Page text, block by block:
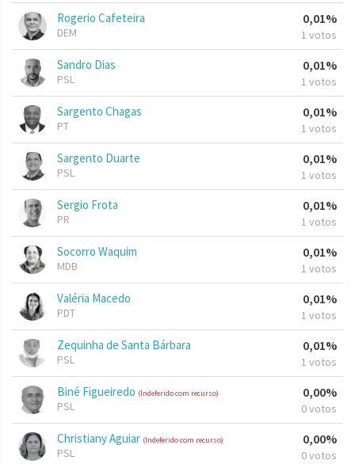
Rogerio Cafeteira
DEM
0,01%
1 votos
Sandro Dias
PSL
0,01%
1 votos
Sargento Chagas
PT
0,01%
1 votos
Sargento Duarte
PSL
0,01%
1 votos
Sergio Frota
PR
0,01%
1 votos
Socorro Waquim
MDB
0,01%
1 votos
Valéria Macedo
PDT
0,01%
1 votos
Zequinha de Santa Bárbara
PSL
0,01%
1 votos
Biné Figueiredo (Indeferido com recurso)
PSL
0,00%
0 votos
Christiany Aguiar (Indeferido com recurso)
PSL
0,00%
0 votos